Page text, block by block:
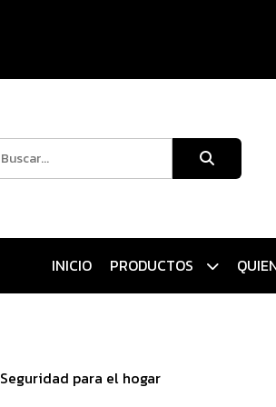
INICIO PRODUCTOS
Seguridad para el hogar